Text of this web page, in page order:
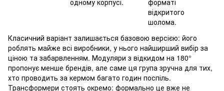
відкритого
шолома.
Класичний варіант залишається базовою версією: його
роблять майже всі виробники, у нього найширший вибір за
ціною та забарвленням. Модуляри з відкидом на 180°
пропонує менше брендів, але саме ця група зручна для тих,
хто проводить за кермом багато годин поспіль.
Трансформери стоять окремо: формально це вже не